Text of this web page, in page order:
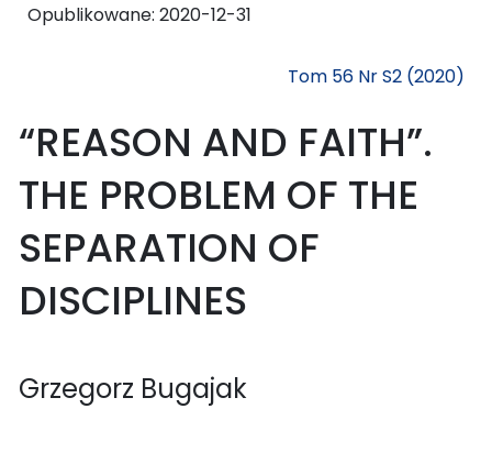
Opublikowane: 2020-12-31
Tom 56 Nr S2 (2020)
“REASON AND FAITH”.
THE PROBLEM OF THE
SEPARATION OF
DISCIPLINES
Grzegorz Bugajak